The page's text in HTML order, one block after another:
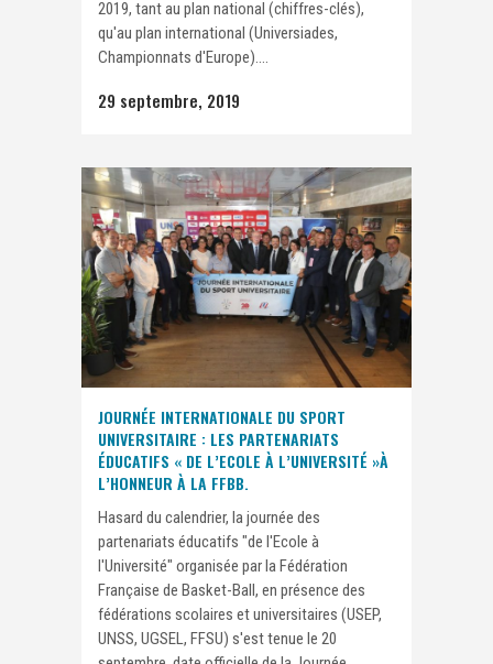
2019, tant au plan national (chiffres-clés),
qu'au plan international (Universiades,
Championnats d'Europe)....
29 septembre, 2019
JOURNÉE INTERNATIONALE DU SPORT
UNIVERSITAIRE : LES PARTENARIATS
ÉDUCATIFS « DE L’ECOLE À L’UNIVERSITÉ »À
L’HONNEUR À LA FFBB.
Hasard du calendrier, la journée des
partenariats éducatifs "de l'Ecole à
l'Université" organisée par la Fédération
Française de Basket-Ball, en présence des
fédérations scolaires et universitaires (USEP,
UNSS, UGSEL, FFSU) s'est tenue le 20